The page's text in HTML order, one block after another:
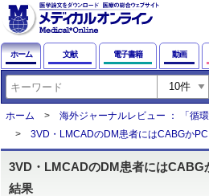
ホーム 文献 電子書籍 動画
ホーム
海外ジャーナルレビュー ： 「循環
3VD・LMCADのDM患者にはCABGか
3VD・LMCADのDM患者にはCABG
結果